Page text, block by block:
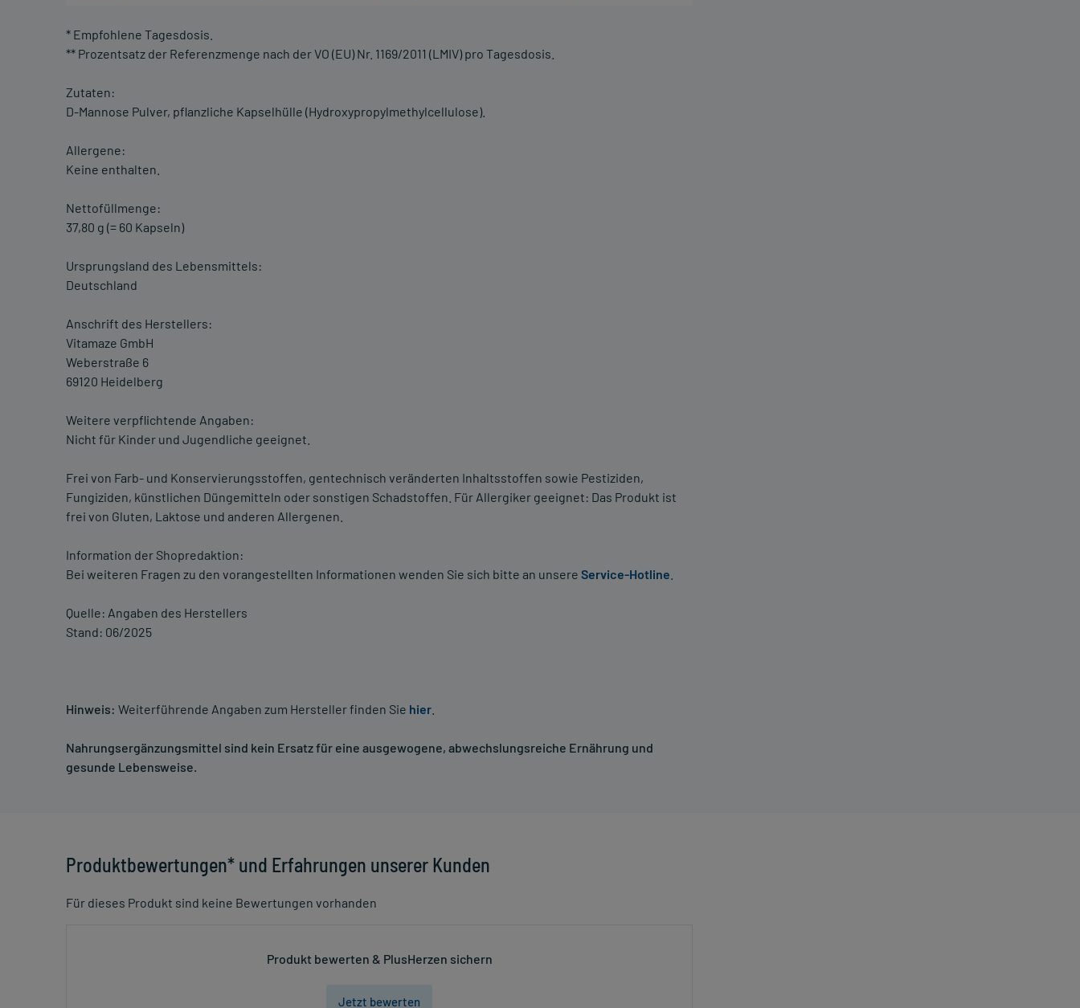
* Empfohlene Tagesdosis.
** Prozentsatz der Referenzmenge nach der VO (EU) Nr. 1169/2011 (LMIV) pro Tagesdosis.
Zutaten:
D-Mannose Pulver, pflanzliche Kapselhülle (Hydroxypropylmethylcellulose).
Allergene:
Keine enthalten.
Nettofüllmenge:
37,80 g (= 60 Kapseln)
Ursprungsland des Lebensmittels:
Deutschland
Anschrift des Herstellers:
Vitamaze GmbH
Weberstraße 6
69120 Heidelberg
Weitere verpflichtende Angaben:
Nicht für Kinder und Jugendliche geeignet.
Frei von Farb- und Konservierungsstoffen, gentechnisch veränderten Inhaltsstoffen sowie Pestiziden,
Fungiziden, künstlichen Düngemitteln oder sonstigen Schadstoffen. Für Allergiker geeignet: Das Produkt ist
frei von Gluten, Laktose und anderen Allergenen.
Information der Shopredaktion:
Bei weiteren Fragen zu den vorangestellten Informationen wenden Sie sich bitte an unsere Service-Hotline
Quelle: Angaben des Herstellers
Stand: 06/2025
Hinweis: Weiterführende Angaben zum Hersteller finden Sie hier
Nahrungsergänzungsmittel sind kein Ersatz für eine ausgewogene, abwechslungsreiche Ernährung und
gesunde Lebensweise.
Produktbewertungen* und Erfahrungen unserer Kunden
Für dieses Produkt sind keine Bewertungen vorhanden
Produkt bewerten & PlusHerzen sichern
Jetzt bewerten